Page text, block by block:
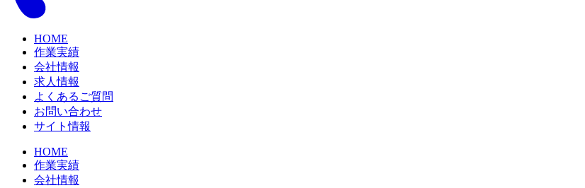
HOME
作業実績
会社情報
求人情報
よくあるご質問
お問い合わせ
サイト情報
HOME
作業実績
会社情報